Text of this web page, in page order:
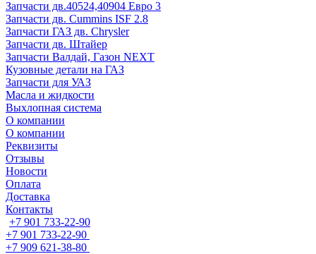
Запчасти дв.40524,40904 Евро 3
Запчасти дв. Cummins ISF 2.8
Запчасти ГАЗ дв. Chrysler
Запчасти дв. Штайер
Запчасти Валдай, Газон NEXT
Кузовные детали на ГАЗ
Запчасти для УАЗ
Масла и жидкости
Выхлопная система
О компании
О компании
Реквизиты
Отзывы
Новости
Оплата
Доставка
Контакты
+7 901 733-22-90
+7 901 733-22-90
+7 909 621-38-80